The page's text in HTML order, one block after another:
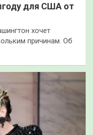
для США от
хочет
причинам. Об